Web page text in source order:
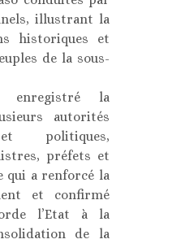
illustrant la
historiques et
de la sous-
enregistré la
autorités
politiques,
préfets et
qui a renforcé la
et confirmé
l’Etat à la
de la